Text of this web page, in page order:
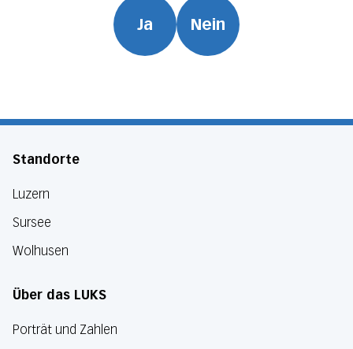
Ja Nein
Standorte
Luzern
Sursee
Wolhusen
Über das LUKS
Porträt und Zahlen